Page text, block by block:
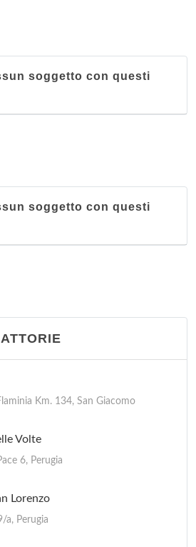
soggetto con questi
soggetto con questi
Km. 134, San Giacomo
Volte
6, Perugia
Lorenzo
a, Perugia